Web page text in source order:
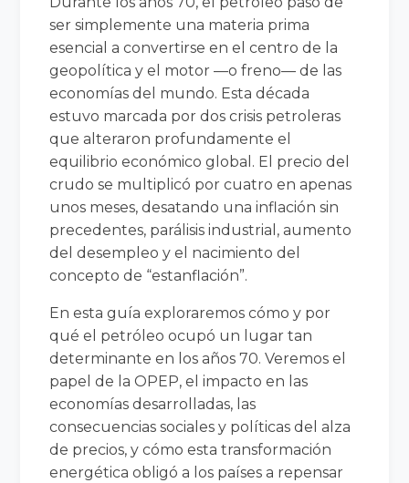
ser simplemente una materia prima
esencial a convertirse en el centro de la
geopolítica y el motor —o freno— de las
economías del mundo. Esta década
estuvo marcada por dos crisis petroleras
que alteraron profundamente el
equilibrio económico global. El precio del
crudo se multiplicó por cuatro en apenas
unos meses, desatando una inflación sin
precedentes, parálisis industrial, aumento
del desempleo y el nacimiento del
concepto de “estanflación”.
En esta guía exploraremos cómo y por
qué el petróleo ocupó un lugar tan
determinante en los años 70. Veremos el
papel de la OPEP, el impacto en las
economías desarrolladas, las
consecuencias sociales y políticas del alza
de precios, y cómo esta transformación
energética obligó a los países a repensar